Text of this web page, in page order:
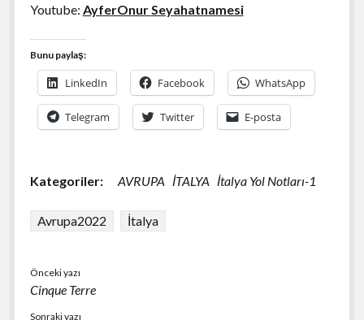
Youtube: AyferOnur Seyahatnamesi
Bunu paylaş:
LinkedIn Facebook WhatsApp
Telegram Twitter E-posta
Kategoriler: AVRUPA İTALYA İtalya Yol Notları-1
Avrupa2022 İtalya
Önceki yazı
Cinque Terre
Sonraki yazı